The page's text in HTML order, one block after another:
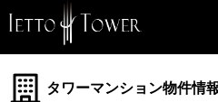
タワーマンション物件情